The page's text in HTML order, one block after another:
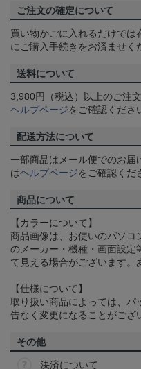
ご注文の確定について
買い物かごに入れるだけでは
にご購入手続きをお済ませく
送料について
3,980円（税込）以上のご注
ヘルプページをご確認くださ
配送方法について
一部商品はメール便でのお届
はヘルプページをご確認くだ
商品について
【カラーについて】
商品画像は、お使いのパソコ
のメーカー・機種・画面設定
て見える場合がございます。
【仕様について】
取り扱い商品によっては、パ
告なく変更になることがござ
その他
決済について